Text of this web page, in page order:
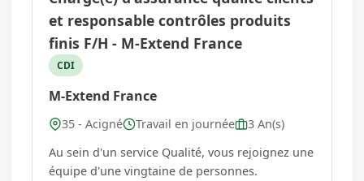
et responsable contrôles produits
finis F/H - M-Extend France
CDI
M-Extend France
35 - Acigné Travail en journée
3 An(s)
Au sein d'un service Qualité, vous rejoignez une
équipe d'une vingtaine de personnes.